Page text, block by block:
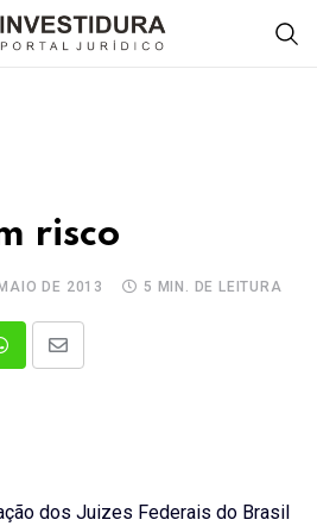
risco
DE 2013 5 MIN. DE LEITURA
Share
dos Juizes Federais do Brasil